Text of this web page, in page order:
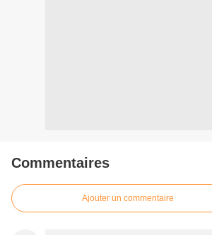
Commentaires
Ajouter un commentaire